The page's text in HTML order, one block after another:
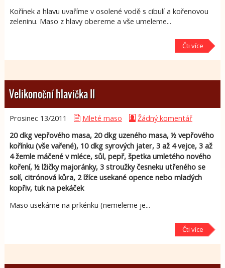
Kořínek a hlavu uvaříme v osolené vodě s cibulí a kořenovou
zeleninu. Maso z hlavy obereme a vše umeleme...
Čti více
Velikonoční hlavička II
Prosinec 13/2011 Mleté maso
Žádný komentář
20 dkg vepřového masa, 20 dkg uzeného masa, ½ vepřového
kořínku (vše vařené), 10 dkg syrových jater, 3 až 4 vejce, 3 až
4 žemle máčené v mléce, sůl, pepř, špetka umletého nového
koření, ½ lžičky majoránky, 3 stroužky česneku utřeného se
solí, citrónová kůra, 2 lžíce usekané opence nebo mladých
kopřiv, tuk na pekáček
Maso usekáme na prkénku (nemeleme je...
Čti více